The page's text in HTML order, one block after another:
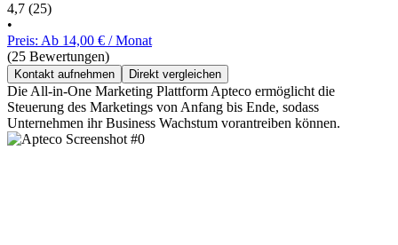
4,7 (25)
•
Preis: Ab 14,00 € / Monat
(25 Bewertungen)
Kontakt aufnehmen Direkt vergleichen
Die All-in-One Marketing Plattform Apteco ermöglicht die
Steuerung des Marketings von Anfang bis Ende, sodass
Unternehmen ihr Business Wachstum vorantreiben können.